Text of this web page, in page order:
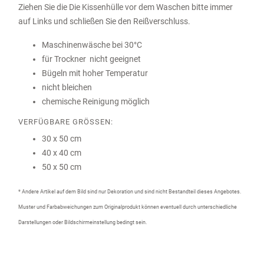
Ziehen Sie die Die Kissenhülle vor dem Waschen bitte immer
auf Links und schließen Sie den Reißverschluss.
Maschinenwäsche bei 30°C
für Trockner nicht geeignet
Bügeln mit hoher Temperatur
nicht bleichen
chemische Reinigung möglich
VERFÜGBARE GRÖSSEN:
30 x 50 cm
40 x 40 cm
50 x 50 cm
* Andere Artikel auf dem Bild sind nur Dekoration und sind nicht Bestandteil dieses Angebotes.
Muster und Farbabweichungen zum Originalprodukt können eventuell durch unterschiedliche
Darstellungen oder Bildschirmeinstellung bedingt sein.